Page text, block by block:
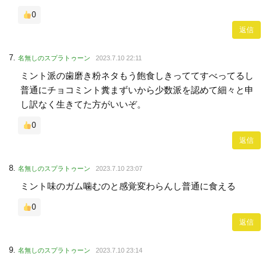
0
返信
名無しのスプラトゥーン 2023.7.10 22:11
ミント派の歯磨き粉ネタもう飽食しきっててすべってるし
普通にチョコミント糞まずいから少数派を認めて細々と申
し訳なく生きてた方がいいぞ。
0
返信
名無しのスプラトゥーン 2023.7.10 23:07
ミント味のガム噛むのと感覚変わらんし普通に食える
0
返信
名無しのスプラトゥーン 2023.7.10 23:14